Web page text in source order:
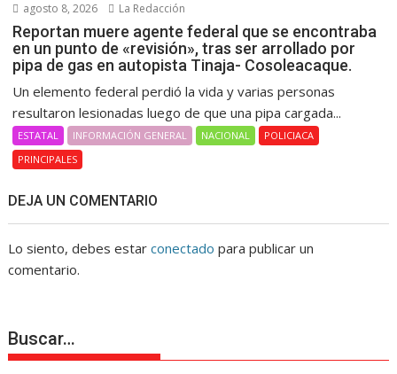
agosto 8, 2026 La Redacción
Reportan muere agente federal que se encontraba
en un punto de «revisión», tras ser arrollado por
pipa de gas en autopista Tinaja- Cosoleacaque.
Un elemento federal perdió la vida y varias personas
resultaron lesionadas luego de que una pipa cargada...
ESTATAL INFORMACIÓN GENERAL NACIONAL
POLICIACA
PRINCIPALES
DEJA UN COMENTARIO
Lo siento, debes estarconectado para publicar un
comentario.
Buscar…